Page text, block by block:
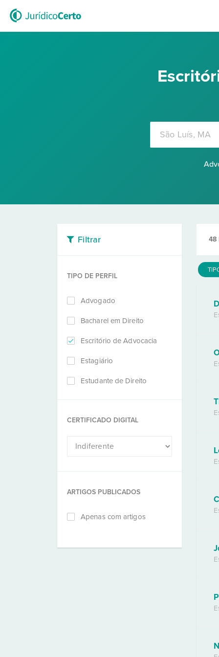
Filtrar
TIPO DE PERFIL
Advogado
Bacharel em Direito
Escritório de Advocacia
Estagiário
Estudante de Direito
CERTIFICADO DIGITAL
ARTIGOS PUBLICADOS
Apenas com artigos
48